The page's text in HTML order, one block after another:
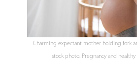
Charming expectant mother holding fork
stock photo. Pregnancy and